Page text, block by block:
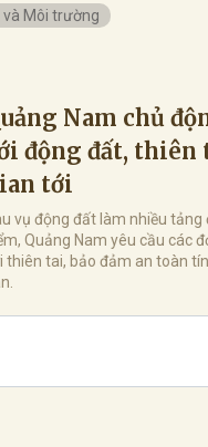
và Môi trường
Nam chủ
động đất,
tới
vụ động đất làm nhiều tảng
Quảng Nam yêu cầu các
thiên tai, bảo đảm an toàn